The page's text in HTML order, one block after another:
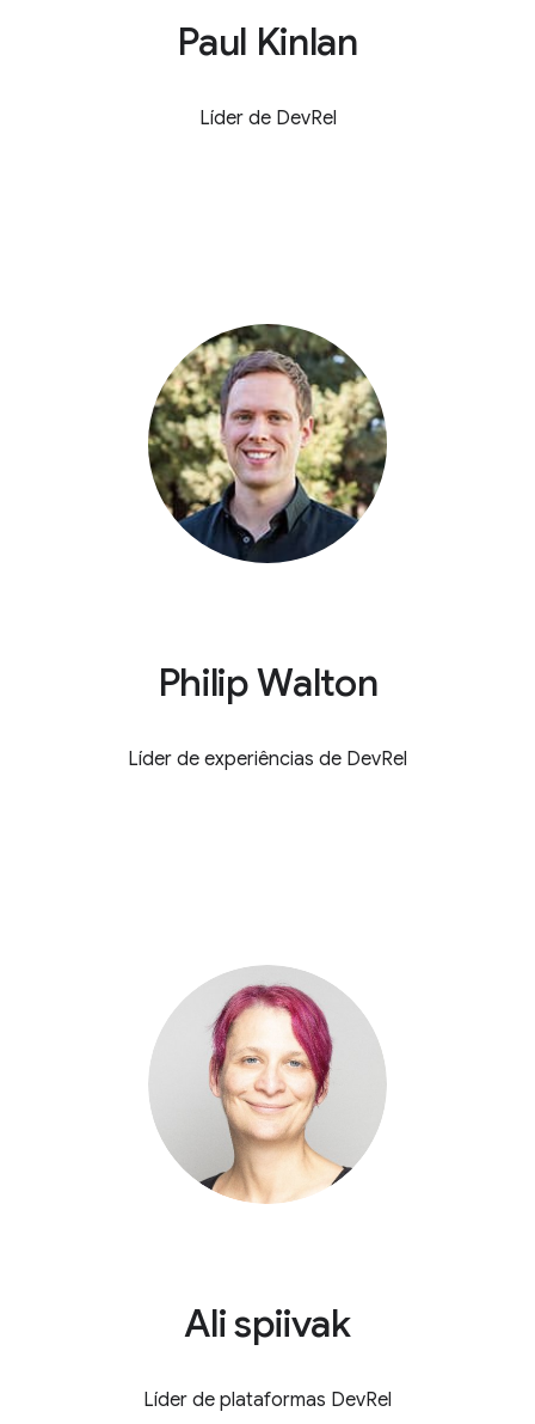
Paul Kinlan
Líder de DevRel
Philip Walton
Líder de experiências de DevRel
Ali spiivak
Líder de plataformas DevRel